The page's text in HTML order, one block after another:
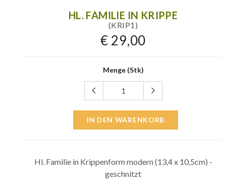
HL. FAMILIE IN KRIPPE
(KRIP1)
€ 29,00
Menge (Stk)
IN DEN WARENKORB
Hl. Familie in Krippenform modern (13,4 x 10,5cm) -
geschnitzt